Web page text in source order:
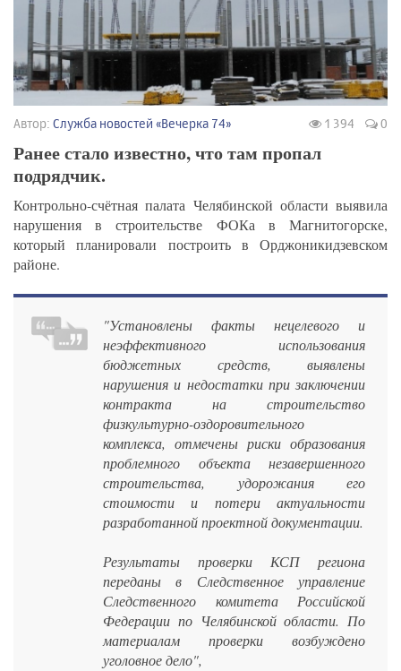
Автор: Служба новостей «Вечерка 74» 1 394 0
Ранее стало известно, что там пропал
подрядчик.
Контрольно-счётная палата Челябинской области выявила
нарушения в строительстве ФОКа в Магнитогорске,
который планировали построить в Орджоникидзевском
районе.
"Установлены факты нецелевого и
неэффективного использования
бюджетных средств, выявлены
нарушения и недостатки при заключении
контракта на строительство
физкультурно-оздоровительного
комплекса, отмечены риски образования
проблемного объекта незавершенного
строительства, удорожания его
стоимости и потери актуальности
разработанной проектной документации.
Результаты проверки КСП региона
переданы в Следственное управление
Следственного комитета Российской
Федерации по Челябинской области. По
материалам проверки возбуждено
уголовное дело",